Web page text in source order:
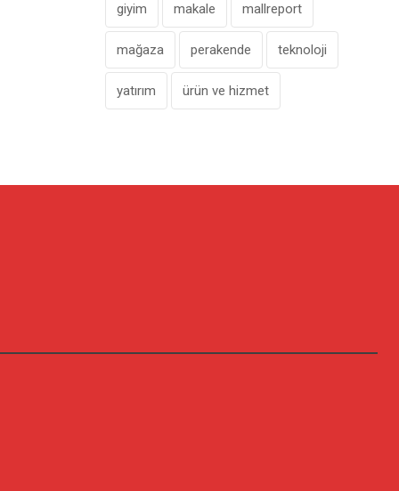
giyim makale mallreport
mağaza perakende teknoloji
yatırım ürün ve hizmet